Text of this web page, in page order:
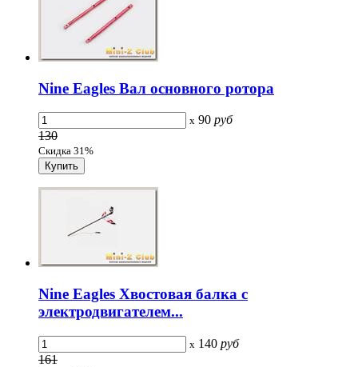
Nine Eagles Вал основного ротора
x 90 руб
130
Скидка 31%
Nine Eagles Хвостовая балка с
электродвигателем...
x 140 руб
161